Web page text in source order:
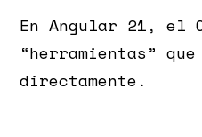
En Angular 21, el
“herramientas”
directamente.